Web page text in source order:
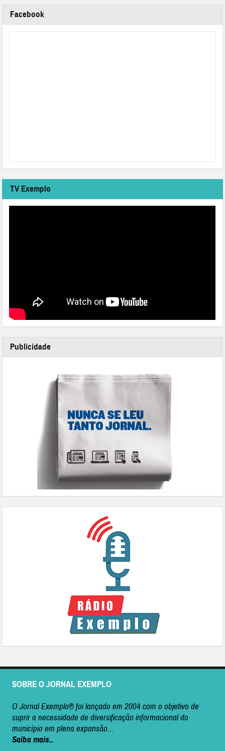
Facebook
TV Exemplo
Publicidade
SOBRE O JORNAL EXEMPLO
O Jornal Exemplo® foi lançado em 2004 com o objetivo de
suprir a necessidade de diversificação informacional do
município em plena expansão...
Saiba mais..